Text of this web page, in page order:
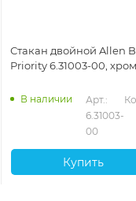
Стакан двойной Allen
Priority 6.31003-00, хром
В наличии
Арт.:
6.31003-
00
Купить